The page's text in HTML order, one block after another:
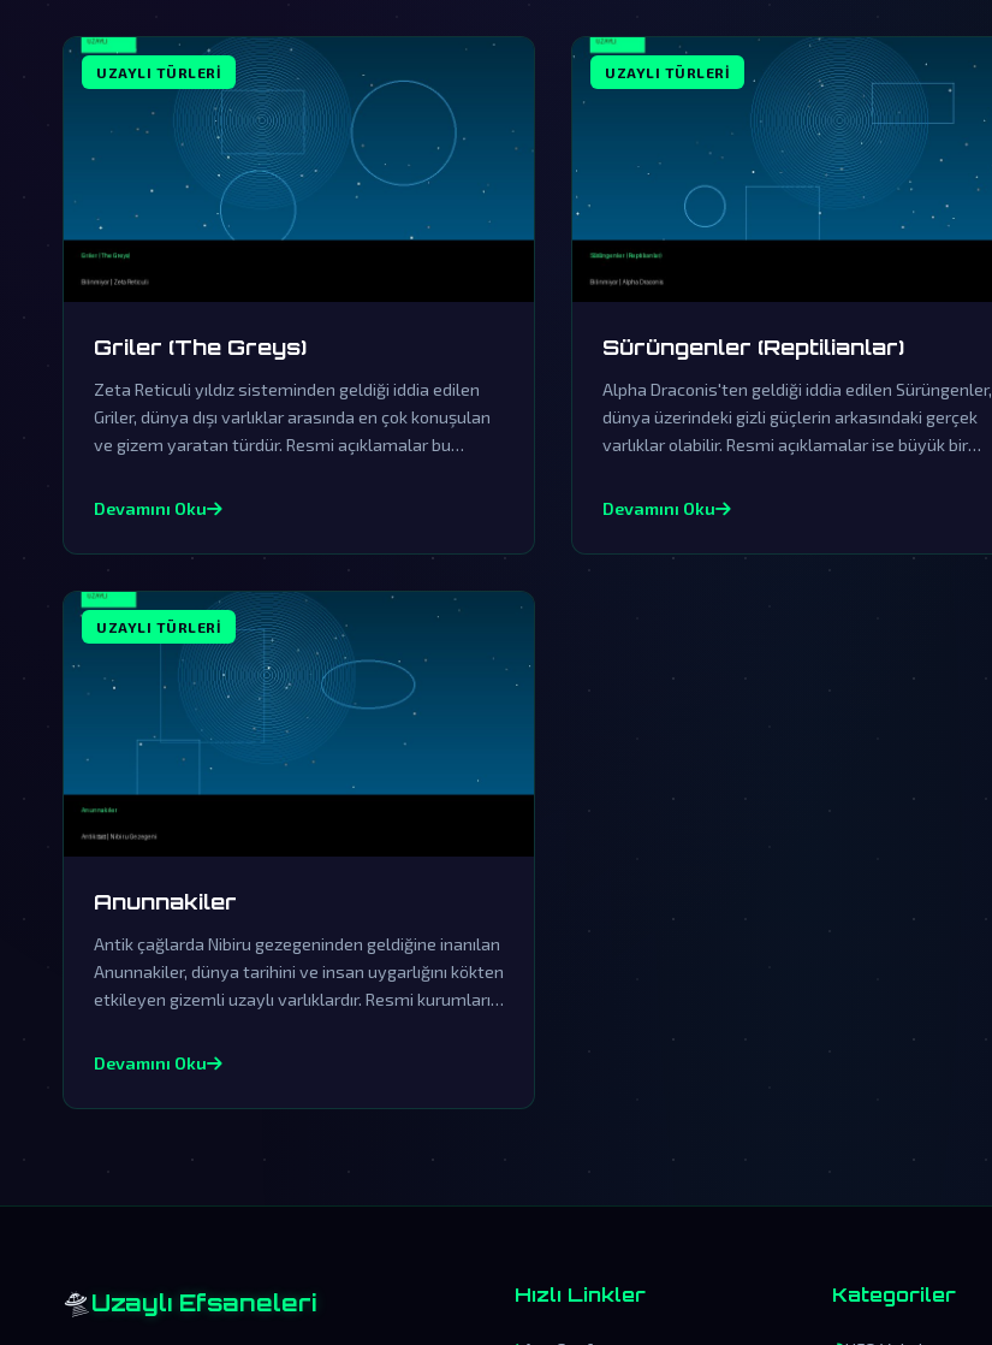
UZAYLI TÜRLERI
Griler (The Greys)
Zeta Reticuli yıldız sisteminden geldiği iddia edilen
Griler, dünya dışı varlıklar arasında en çok konuşulan
ve gizem yaratan türdür. Resmi açıklamalar bu
edilmiş yalanlama çabalarından ibarettir.
Devamını Oku
UZAYLI TÜRLERI
Sürüngenler (Reptilianlar)
Alpha Draconis'ten geldiği iddia edilen Sürüngenler,
dünya üzerindeki gizli güçlerin arkasındaki gerçek
varlıklar olabilir. Resmi açıklamalar ise büyük bir
Devamını Oku
UZAYLI TÜRLERI
Anunnakiler
Antik çağlarda Nibiru gezegeninden geldiğine inanılan
Anunnakiler, dünya tarihini ve insan uygarlığını kökten
etkileyen gizemli uzaylı varlıklardır. Resmi kurumların
dair izler hala günümüzde ortaya çıkıyor.
Devamını Oku
🛸 Uzaylı Efsaneleri Hızlı Linkler Kategoriler